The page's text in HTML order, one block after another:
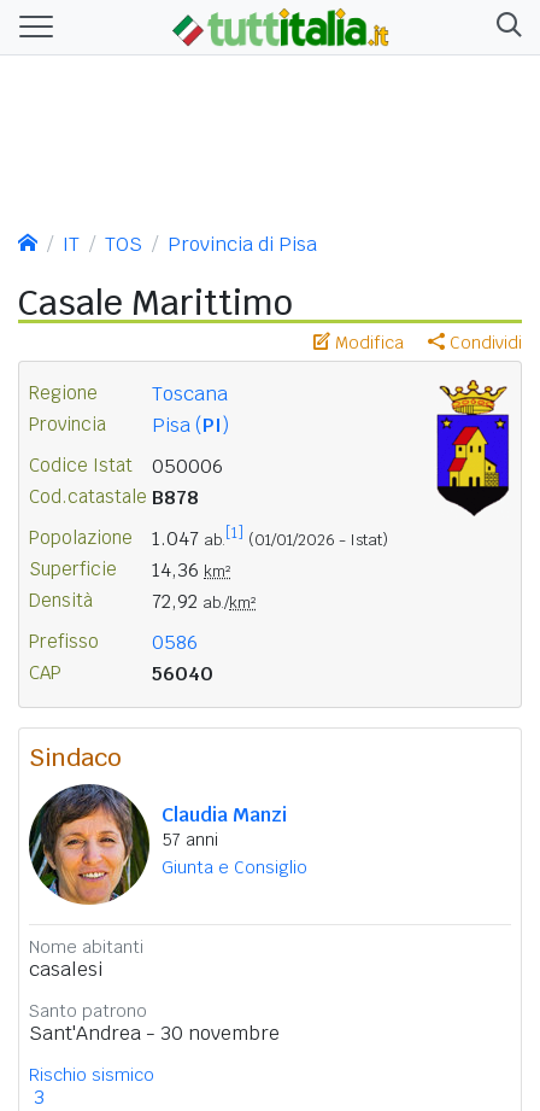
IT TOS Provincia di Pisa
Casale Marittimo
Modifica Condividi
Regione Toscana
Provincia Pisa (PI)
Codice Istat 050006
Cod.catastale B878
Popolazione 1.047 ab. [1] (01/01/2026 - Istat)
Superficie 14,36 km²
Densità 72,92 ab./km²
Prefisso 0586
CAP 56040
Sindaco
Claudia Manzi
57 anni
Giunta e Consiglio
Nome abitanti
casalesi
Santo patrono
Sant'Andrea - 30 novembre
Rischio sismico
3